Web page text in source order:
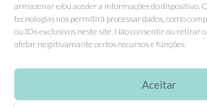
armazenar e/ou aceder a informações do dispositivo.
tecnologias nos permitirá processar dados, como
ou IDs exclusivos neste site. Não consentir ou retirar
afetar negativamante certos recursos e funções.
Aceitar
Instagram
Pinterest